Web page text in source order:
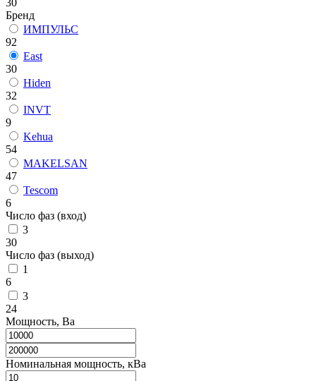
30
Бренд
ИМПУЛЬС
92
East
30
Hiden
32
INVT
9
Kehua
54
MAKELSAN
47
Tescom
6
Число фаз (вход)
3
30
Число фаз (выход)
1
6
3
24
Мощность, Ва
Номинальная мощность, кВа